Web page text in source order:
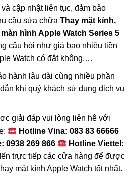
cập nhật liên tục, đảm bảo
cầu sửa chữa Thay mặt kính,
hình Apple Watch Series 5
câu hỏi như giá bao nhiêu tiền
Watch có đắt không,…
hành lâu dài cùng nhiều phần
khi quý khách sử dụng dịch vụ
giải đáp vui lòng liên hệ với
Hotline Vina: 083 83 66666
0938 269 866
Hotline Viettel:
trực tiếp các cửa hàng để được
mặt kính Apple Watch tốt nhất.